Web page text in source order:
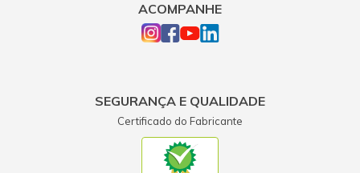
ACOMPANHE
SEGURANÇA E QUALIDADE
Certificado do Fabricante